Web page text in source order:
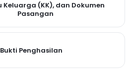
Keluarga (KK), dan Dokumen
Pasangan
Penghasilan